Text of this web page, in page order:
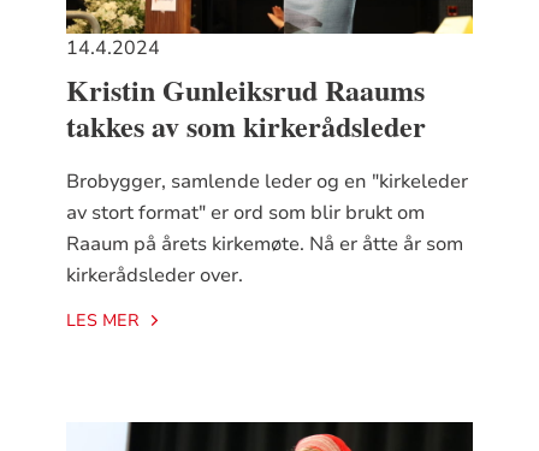
14.4.2024
Kristin Gunleiksrud Raaums
takkes av som kirkerådsleder
Brobygger, samlende leder og en "kirkeleder
av stort format" er ord som blir brukt om
Raaum på årets kirkemøte. Nå er åtte år som
kirkerådsleder over.
LES MER